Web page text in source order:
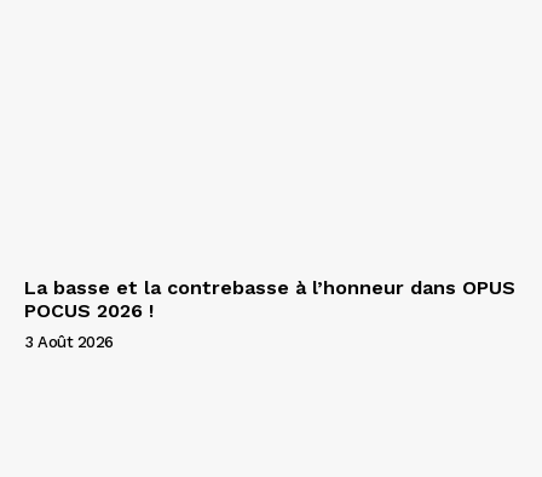
La basse et la contrebasse à l’honneur dans OPUS
POCUS 2026 !
3 Août 2026